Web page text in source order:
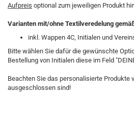
Aufpreis optional zum jeweiligen Produkt
Varianten mit/ohne Textilveredelung
inkl. Wappen 4C, Initialen und
Bitte wählen Sie dafür die gewünschte
Bestellung von Initialen diese im Feld
Beachten Sie das personalisierte Produkte
ausgeschlossen sind!